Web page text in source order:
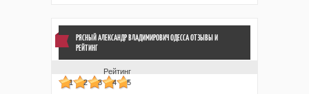
РЯСНЫЙ АЛЕКСАНДР ВЛАДИМИРОВИЧ ОДЕССА ОТЗЫВЫИ
РЕЙТИНГ
Рейтинг
1
2 3 4 5